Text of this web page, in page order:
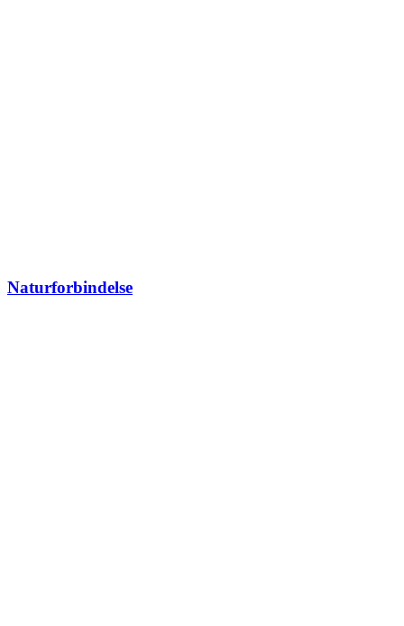
Naturforbindelse